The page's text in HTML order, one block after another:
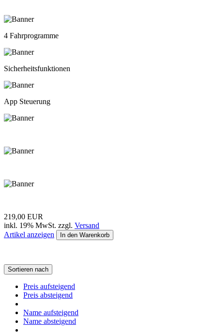
4 Fahrprogramme
Sicherheitsfunktionen
App Steuerung
219,00 EUR
inkl. 19% MwSt. zzgl. Versand
Artikel anzeigen
In den Warenkorb
Sortieren nach
Preis aufsteigend
Preis absteigend
Name aufsteigend
Name absteigend